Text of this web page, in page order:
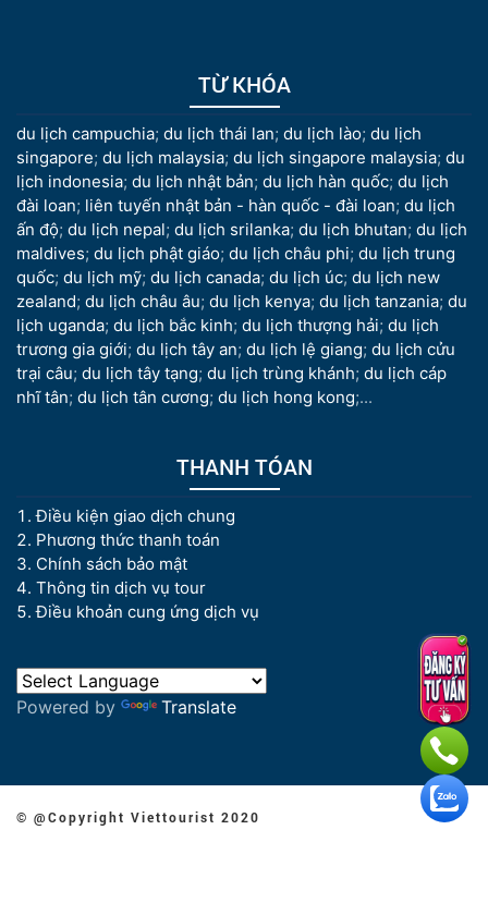
TỪ KHÓA
du lịch campuchia; du lịch thái lan; du lịch lào; du lịch
singapore; du lịch malaysia; du lịch singapore malaysia; du
lịch indonesia; du lịch nhật bản; du lịch hàn quốc; du lịch
đài loan; liên tuyến nhật bản - hàn quốc - đài loan; du lịch
ấn độ; du lịch nepal; du lịch srilanka; du lịch bhutan; du lịch
maldives; du lịch phật giáo; du lịch châu phi; du lịch trung
quốc; du lịch mỹ; du lịch canada; du lịch úc; du lịch new
zealand; du lịch châu âu; du lịch kenya; du lịch tanzania; du
lịch uganda; du lịch bắc kinh; du lịch thượng hải; du lịch
trương gia giới; du lịch tây an; du lịch lệ giang; du lịch cửu
trại câu; du lịch tây tạng; du lịch trùng khánh; du lịch cáp
nhĩ tân; du lịch tân cương; du lịch hong kong;...
THANH TÓAN
Điều kiện giao dịch chung
Phương thức thanh toán
Chính sách bảo mật
Thông tin dịch vụ tour
Điều khoản cung ứng dịch vụ
Powered by Translate
© @Copyright Viettourist 2020